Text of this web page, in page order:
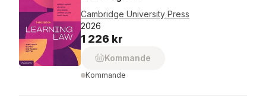
Cambridge University Press
2026
1 226 kr
Kommande
Kommande